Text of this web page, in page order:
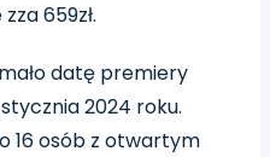
659zł.
datę premiery
2024 roku.
16 osób z otwartym